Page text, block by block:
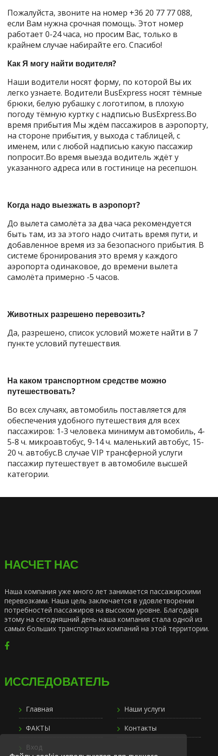
Пожалуйста, звоните на номер +36 20 77 77 088,
если Вам нужна срочная помощь. Этот номер
работает 0-24 часа, но просим Вас, только в
крайнем случае набирайте его. Спасибо!
Как Я могу найти водителя?
Наши водители носят форму, по которой Вы их
легко узнаете. Водители BusExpress носят тёмные
брюки, белую рубашку с логотипом, в плохую
погоду тёмную куртку с надписью BusExpress.Во
время прибытия Мы ждём пассажиров в аэропорту,
на стороне прибытия, у выхода с таблицей, с
именем, или с любой надписью какую пассажир
попросит.Во время выезда водитель ждёт у
указанного адреса или в гостинице на ресепшон.
Когда надо выезжать в аэропорт?
До вылета самолёта за два часа рекомендуется
быть там, из за этого надо считать время пути, и
добавленное время из за безопасного прибытия. В
системе бронирования это время у каждого
аэропорта одинаковое, до времени вылета
самолёта примерно -5 часов.
Животных разрешено перевозить?
Да, разрешено, список условий можете найти в 7
пункте условий путешествия.
На каком транспортном средстве можно
путешествовать?
Во всех случаях, автомобиль поставляется для
обеспечения удобного путешествия для всех
пассажиров: 1-3 человека минимум автомобиль, 4-
5-8 ч. микроавтобус, 9-14 ч. маленький автобус, 15-
20 ч. автобус.В случае VIP трансферной услуги
пассажир путешествует в автомобиле высшей
категории.
НАСЧЕТ НАС
Наша компания уже много лет занимается пассажирскими
перевозками. Наша цель заключается в удовлетворении
потребностей пассажиров на высоком уровне. Благодаря
этому на сегодняшний день наша компания стала одной из
самых больших транспортных компаний на этой территории.
ИССЛЕДОВАТЕЛЬ
Главная Наши услуги
ФАКТЫ Контакты
Вход